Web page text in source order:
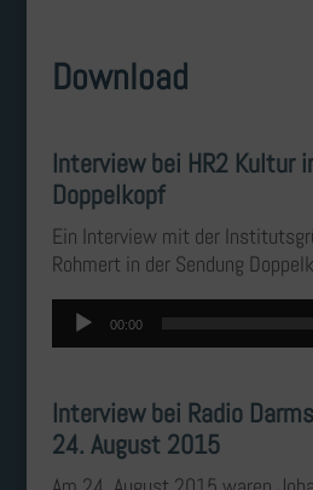
Download
Interview bei HR2 Kultur
Doppelkopf
Ein Interview mit der
Rohmert in der Sendung
Audio-
Player
00:00
Interview bei Radio
24. August 2015